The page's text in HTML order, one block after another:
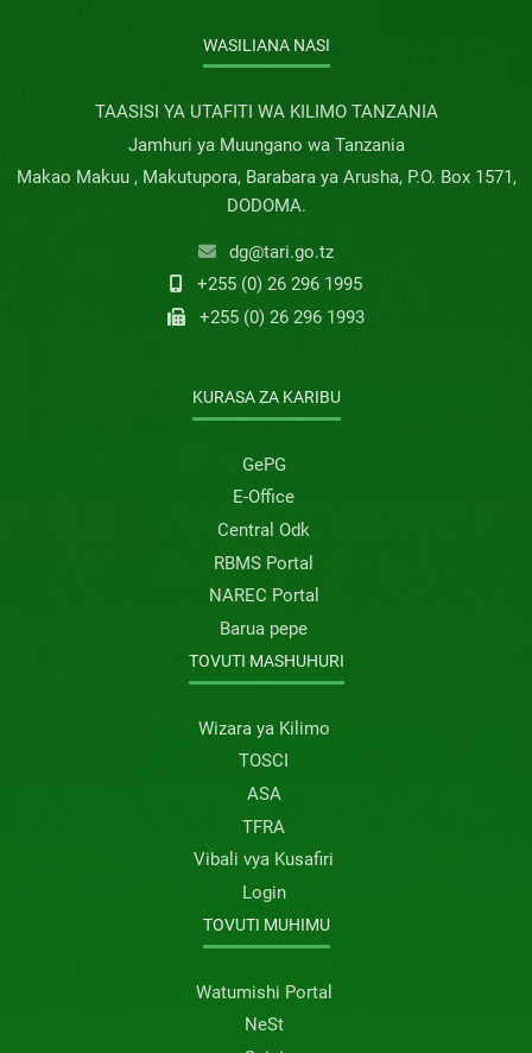
WASILIANA NASI
TAASISI YA UTAFITI WA KILIMO TANZANIA
Jamhuri ya Muungano wa Tanzania
Makao Makuu , Makutupora, Barabara ya Arusha, P.O. Box 1571,
DODOMA.
dg@tari.go.tz
+255 (0) 26 296 1995
+255 (0) 26 296 1993
KURASA ZA KARIBU
GePG
E-Office
Central Odk
RBMS Portal
NAREC Portal
Barua pepe
TOVUTI MASHUHURI
Wizara ya Kilimo
TOSCI
ASA
TFRA
Vibali vya Kusafiri
Login
TOVUTI MUHIMU
Watumishi Portal
NeSt